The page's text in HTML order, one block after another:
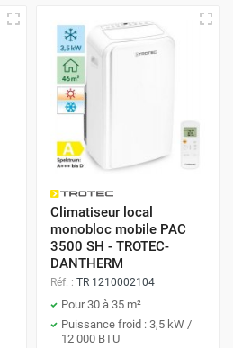
Climatiseur local
monobloc mobile PAC
3500 SH - TROTEC-
DANTHERM
Réf. : TR 1210002104
Pour 30 à 35 m²
Puissance froid : 3,5 kW /
12 000 BTU